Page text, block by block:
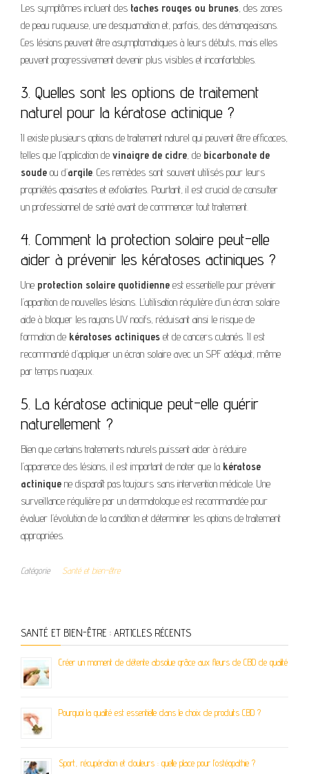
Les symptômes incluent des taches rouges ou brunes, des zones
de peau rugueuse, une desquamation et, parfois, des démangeaisons.
Ces lésions peuvent être asymptomatiques à leurs débuts, mais elles
peuvent progressivement devenir plus visibles et inconfortables.
3. Quelles sont les options de traitement
naturel pour la kératose actinique ?
Il existe plusieurs options de traitement naturel qui peuvent être efficaces,
telles que l’application de vinaigre de cidre, de bicarbonate de
soude ou d’argile. Ces remèdes sont souvent utilisés pour leurs
propriétés apaisantes et exfoliantes. Pourtant, il est crucial de consulter
un professionnel de santé avant de commencer tout traitement.
4. Comment la protection solaire peut-elle
aider à prévenir les kératoses actiniques ?
Une protection solaire quotidienne est essentielle pour prévenir
l’apparition de nouvelles lésions. L’utilisation régulière d’un écran solaire
aide à bloquer les rayons UV nocifs, réduisant ainsi le risque de
formation de kératoses actiniques et de cancers cutanés. Il est
recommandé d’appliquer un écran solaire avec un SPF adéquat, même
par temps nuageux.
5. La kératose actinique peut-elle guérir
naturellement ?
Bien que certains traitements naturels puissent aider à réduire
l’apparence des lésions, il est important de noter que la kératose
actinique ne disparaît pas toujours sans intervention médicale. Une
surveillance régulière par un dermatologue est recommandée pour
évaluer l’évolution de la condition et déterminer les options de traitement
appropriées.
Catégorie Santé et bien-être
SANTÉ ET BIEN-ÊTRE : ARTICLES RÉCENTS
Créer un moment de détente absolue grâce aux fleurs de CBD de qualité
Pourquoi la qualité est essentielle dans le choix de produits CBD ?
Sport, récupération et douleurs : quelle place pour l’ostéopathie ?